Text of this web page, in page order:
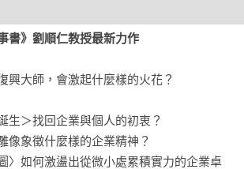
書》劉順仁教授最新力作
興大師，會激起什麼樣的火花？
生＞找回企業與個人的初衷？
像象徵什麼樣的企業精神？
〉如何激盪出從微小處累積實力的企業卓